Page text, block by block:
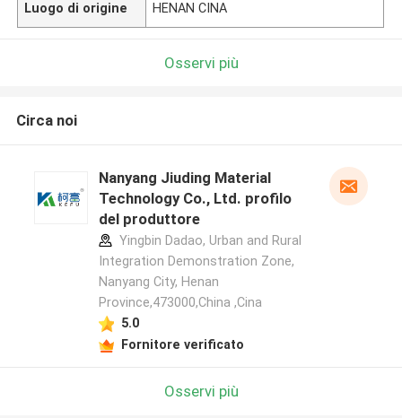
Luogo di origine HENAN CINA
Osservi più
Circa noi
Nanyang Jiuding Material
Technology Co., Ltd. profilo
del produttore
Yingbin Dadao, Urban and Rural
Integration Demonstration Zone,
Nanyang City, Henan
Province,473000,China ,Cina
5.0
Fornitore verificato
Osservi più